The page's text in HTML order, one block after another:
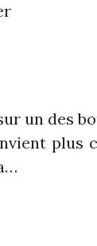
un des
plus